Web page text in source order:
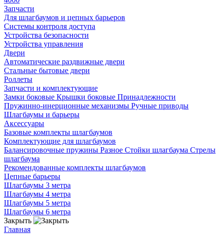
Запчасти
Для шлагбаумов и цепных барьеров
Системы контроля доступа
Устройства безопасности
Устройства управления
Двери
Автоматические раздвижные двери
Стальные бытовые двери
Роллеты
Запчасти и комплектующие
Замки боковые Крышки боковые Принадлежности
Пружинно-инерционные механизмы Ручные приводы
Шлагбаумы и барьеры
Аксессуары
Базовые комплекты шлагбаумов
Комплектующие для шлагбаумов
Балансировочные пружины Разное Стойки шлагбаума Стрелы
шлагбаума
Рекомендованные комплекты шлагбаумов
Цепные барьеры
Шлагбаумы 3 метра
Шлагбаумы 4 метра
Шлагбаумы 5 метра
Шлагбаумы 6 метра
Закрыть
Главная